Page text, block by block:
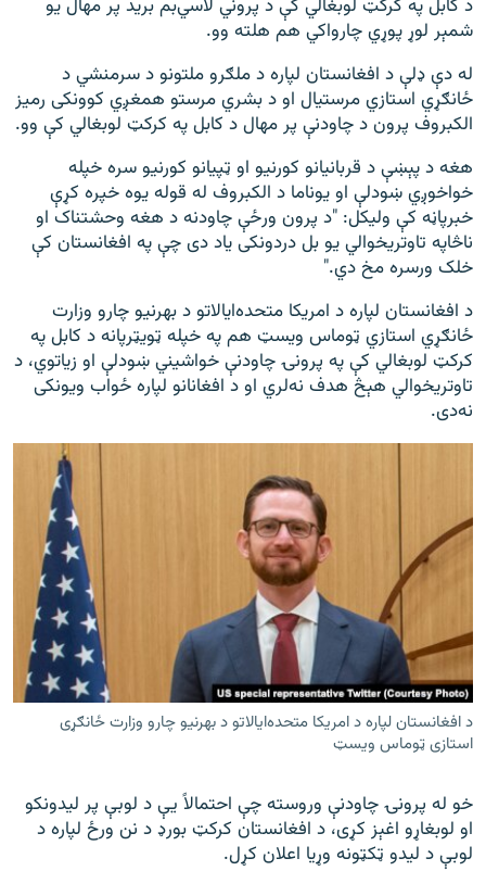
د کابل په کرکټ لوبغالي کې د پروني لاسي‌بم برید پر مهال یو
شمېر لوړ پوړي چارواکي هم هلته وو.
له دې ډلې د افغانستان لپاره د ملګرو ملتونو د سرمنشي د
ځانګړي استازي مرستیال او د بشري مرستو همغږي کوونکی رمیز
الکبروف پرون د چاودنې پر مهال د کابل په کرکټ لوبغالي کې وو.
هغه د پېښې د قربانیانو کورنیو او ټپیانو کورنیو سره خپله
خواخوږي ښودلې او یوناما د الکبروف له قوله یوه خپره کړې
خبرپاڼه کې ولیکل: "د پرون ورځې چاودنه د هغه وحشتناک او
ناڅاپه تاوتریخوالي یو بل دردونکی یاد دی چې په افغانستان کې
خلک ورسره مخ دي."
د افغانستان لپاره د امریکا متحده‌ایالاتو د بهرنیو چارو وزارت
ځانګړي استازي ټوماس ویسټ هم په خپله ټویټرپانه د کابل په
کرکټ لوبغالي کې په پرونۍ چاودنې خواشیني ښودلې او زیاتوي، د
تاوتریخوالي هېڅ هدف نه‌لري او د افغانانو لپاره ځواب ویونکی
نه‌دی.
د افغانستان لپاره د امریکا متحده‌ایالاتو د بهرنیو چارو وزارت ځانګړی
استازی ټوماس ویسټ
خو له پرونۍ چاودنې وروسته چې احتمالاً یې د لوبې پر لیدونکو
او لوبغاړو اغېز کړی، د افغانستان کرکټ بورډ د نن ورځ لپاره د
لوبې د لیدو ټکټونه وړیا اعلان کړل.